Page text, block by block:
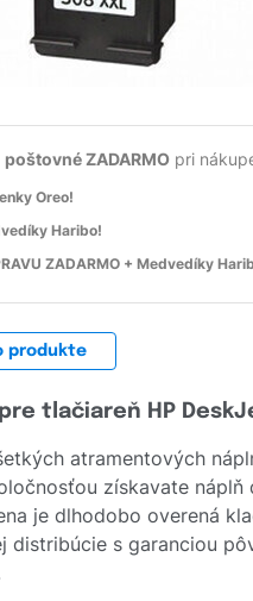
poštovné ZADARMO pri
Oreo!
Haribo!
ZADARMO + Medvedíky
produkte
tlačiareň HP
atramentových
získavate
je dlhodobo overená
distribúcie s garanciou